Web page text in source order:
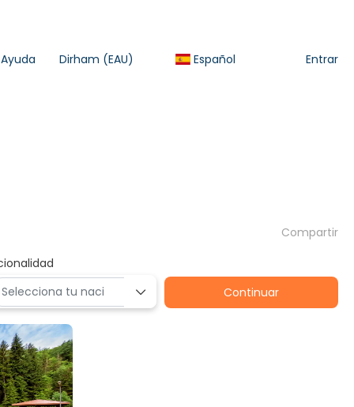
Ayuda Dirham (EAU) Español Entrar
Compartir
Continuar